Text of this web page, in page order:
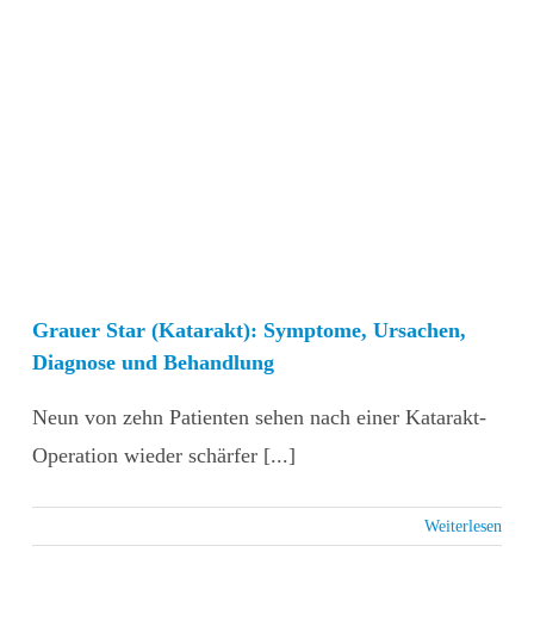
Grauer Star (Katarakt): Symptome, Ursachen,
Diagnose und Behandlung
Neun von zehn Patienten sehen nach einer Katarakt-
Operation wieder schärfer [...]
Weiterlesen